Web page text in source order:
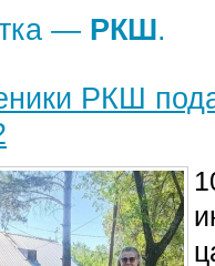
— РКШ.
РКШ